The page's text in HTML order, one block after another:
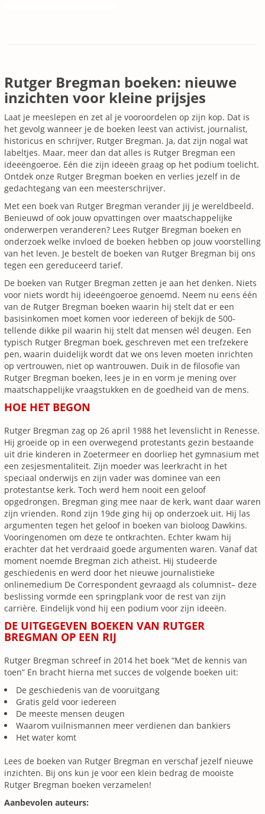
Rutger Bregman boeken: nieuwe
inzichten voor kleine prijsjes
Laat je meeslepen en zet al je vooroordelen op zijn kop. Dat is
het gevolg wanneer je de boeken leest van activist, journalist,
historicus en schrijver, Rutger Bregman. Ja, dat zijn nogal wat
labeltjes. Maar, meer dan dat alles is Rutger Bregman een
ideeëngoeroe. Eén die zijn ideeën graag op het podium toelicht.
Ontdek onze Rutger Bregman boeken en verlies jezelf in de
gedachtegang van een meesterschrijver.
Met een boek van Rutger Bregman verander jij je wereldbeeld.
Benieuwd of ook jouw opvattingen over maatschappelijke
onderwerpen veranderen? Lees Rutger Bregman boeken en
onderzoek welke invloed de boeken hebben op jouw voorstelling
van het leven. Je bestelt de boeken van Rutger Bregman bij ons
tegen een gereduceerd tarief.
De boeken van Rutger Bregman zetten je aan het denken. Niets
voor niets wordt hij ideeëngoeroe genoemd. Neem nu eens één
van de Rutger Bregman boeken waarin hij stelt dat er een
basisinkomen moet komen voor iedereen of bekijk de 500-
tellende dikke pil waarin hij stelt dat mensen wél deugen. Een
typisch Rutger Bregman boek, geschreven met een trefzekere
pen, waarin duidelijk wordt dat we ons leven moeten inrichten
op vertrouwen, niet op wantrouwen. Duik in de filosofie van
Rutger Bregman boeken, lees je in en vorm je mening over
maatschappelijke vraagstukken en de goedheid van de mens.
HOE HET BEGON
Rutger Bregman zag op 26 april 1988 het levenslicht in Renesse.
Hij groeide op in een overwegend protestants gezin bestaande
uit drie kinderen in Zoetermeer en doorliep het gymnasium met
een zesjesmentaliteit. Zijn moeder was leerkracht in het
speciaal onderwijs en zijn vader was dominee van een
protestantse kerk. Toch werd hem nooit een geloof
opgedrongen. Bregman ging mee naar de kerk, want daar waren
zijn vrienden. Rond zijn 19de ging hij op onderzoek uit. Hij las
argumenten tegen het geloof in boeken van bioloog Dawkins.
Vooringenomen om deze te ontkrachten. Echter kwam hij
erachter dat het verdraaid goede argumenten waren. Vanaf dat
moment noemde Bregman zich atheïst. Hij studeerde
geschiedenis en werd door het nieuwe journalistieke
onlinemedium De Correspondent gevraagd als columnist– deze
beslissing vormde een springplank voor de rest van zijn
carrière. Eindelijk vond hij een podium voor zijn ideeën.
DE UITGEGEVEN BOEKEN VAN RUTGER
BREGMAN OP EEN RIJ
Rutger Bregman schreef in 2014 het boek “Met de kennis van
toen” En bracht hierna met succes de volgende boeken uit:
De geschiedenis van de vooruitgang
Gratis geld voor iedereen
De meeste mensen deugen
Waarom vuilnismannen meer verdienen dan bankiers
Het water komt
Lees de boeken van Rutger Bregman en verschaf jezelf nieuwe
inzichten. Bij ons kun je voor een klein bedrag de mooiste
Rutger Bregman boeken verzamelen!
Aanbevolen auteurs: